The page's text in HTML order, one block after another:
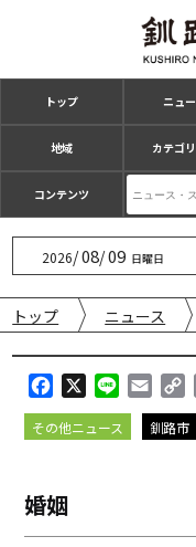
トップ ニュ
地域 カテゴ
コンテンツ
2026/08/09 日曜日
トップ ニュース
a
c
o
o
i
n
m
a
o
p
n
その他ニュース 釧路市
婚姻